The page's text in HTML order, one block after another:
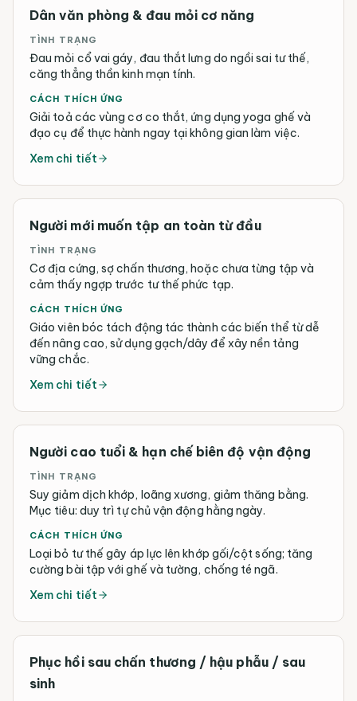
Dân văn phòng & đau mỏi cơ năng
TÌNH TRẠNG
Đau mỏi cổ vai gáy, đau thắt lưng do ngồi sai tư thế,
căng thẳng thần kinh mạn tính.
CÁCH THÍCH ỨNG
Giải toả các vùng cơ co thắt, ứng dụng yoga ghế và
đạo cụ để thực hành ngay tại không gian làm việc.
Xem chi tiết
Người mới muốn tập an toàn từ đầu
TÌNH TRẠNG
Cơ địa cứng, sợ chấn thương, hoặc chưa từng tập và
cảm thấy ngợp trước tư thế phức tạp.
CÁCH THÍCH ỨNG
Giáo viên bóc tách động tác thành các biến thể từ dễ
đến nâng cao, sử dụng gạch/dây để xây nền tảng
vững chắc.
Xem chi tiết
Người cao tuổi & hạn chế biên độ vận động
TÌNH TRẠNG
Suy giảm dịch khớp, loãng xương, giảm thăng bằng.
Mục tiêu: duy trì tự chủ vận động hằng ngày.
CÁCH THÍCH ỨNG
Loại bỏ tư thế gây áp lực lên khớp gối/cột sống; tăng
cường bài tập với ghế và tường, chống té ngã.
Xem chi tiết
Phục hồi sau chấn thương / hậu phẫu / sau
sinh